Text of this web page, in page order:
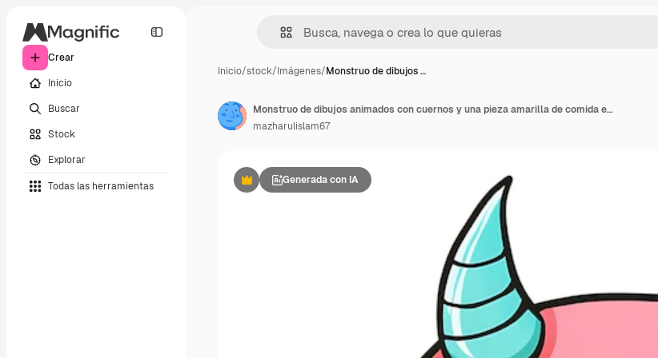
Crear
Inicio
Buscar
Stock
Explorar
Todas las herramientas
Inicio/stock/Imágenes/Monstruo de dibujos …
PremiumGenerada con IA
Monstruo de dibujos animados con cuernos y una pieza amarilla de comida en su boca
mazharulislam67